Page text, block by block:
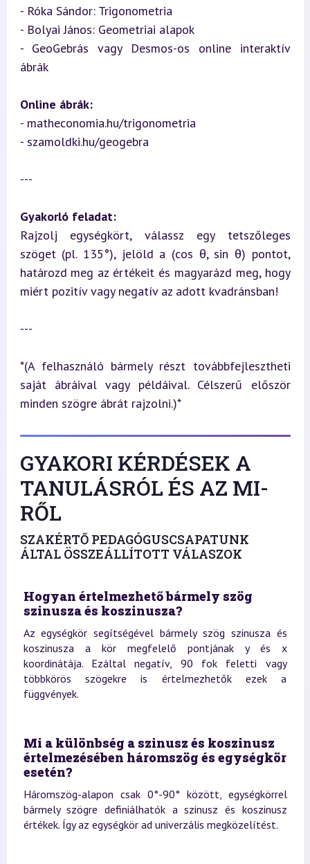
- Róka Sándor: Trigonometria
- Bolyai János: Geometriai alapok
- GeoGebrás vagy Desmos-os online interaktív
ábrák
Online ábrák:
- matheconomia.hu/trigonometria
- szamoldki.hu/geogebra
---
Gyakorló feladat:
Rajzolj egységkört, válassz egy tetszőleges
szöget (pl. 135°), jelöld a (cos θ, sin θ) pontot,
határozd meg az értékeit és magyarázd meg, hogy
miért pozitív vagy negatív az adott kvadránsban!
---
*(A felhasználó bármely részt továbbfejlesztheti
saját ábráival vagy példáival. Célszerű először
minden szögre ábrát rajzolni.)*
GYAKORI KÉRDÉSEK A
TANULÁSRÓL ÉS AZ MI-
RŐL
SZAKÉRTŐ PEDAGÓGUSCSAPATUNK
ÁLTAL ÖSSZEÁLLÍTOTT VÁLASZOK
Hogyan értelmezhető bármely szög
szinusza és koszinusza?
Az egységkör segítségével bármely szög szinusza és
koszinusza a kör megfelelő pontjának y és x
koordinátája. Ezáltal negatív, 90 fok feletti vagy
többkörös szögekre is értelmezhetők ezek a
függvények.
Mi a különbség a szinusz és koszinusz
értelmezésében háromszög és egységkör
esetén?
Háromszög-alapon csak 0°-90° között, egységkörrel
bármely szögre definiálhatók a szinusz és koszinusz
értékek. Így az egységkör ad univerzális megközelítést.